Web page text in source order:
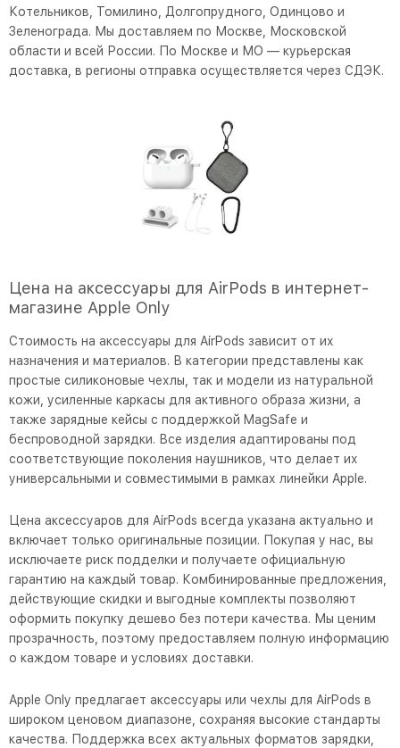
Котельников, Томилино, Долгопрудного, Одинцово и
Зеленограда. Мы доставляем по Москве, Московской
области и всей России. По Москве и МО — курьерская
доставка, в регионы отправка осуществляется через СДЭК.
Цена на аксессуары для AirPods в интернет-
магазине Apple Only
Стоимость на аксессуары для AirPods зависит от их
назначения и материалов. В категории представлены как
простые силиконовые чехлы, так и модели из натуральной
кожи, усиленные каркасы для активного образа жизни, а
также зарядные кейсы с поддержкой MagSafe и
беспроводной зарядки. Все изделия адаптированы под
соответствующие поколения наушников, что делает их
универсальными и совместимыми в рамках линейки Apple.
Цена аксессуаров для AirPods всегда указана актуально и
включает только оригинальные позиции. Покупая у нас, вы
исключаете риск подделки и получаете официальную
гарантию на каждый товар. Комбинированные предложения,
действующие скидки и выгодные комплекты позволяют
оформить покупку дешево без потери качества. Мы ценим
прозрачность, поэтому предоставляем полную информацию
о каждом товаре и условиях доставки.
Apple Only предлагает аксессуары или чехлы для AirPods в
широком ценовом диапазоне, сохраняя высокие стандарты
качества. Поддержка всех актуальных форматов зарядки,